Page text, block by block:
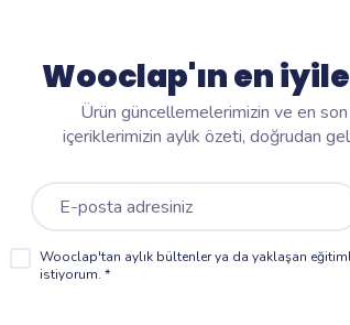
Wooclap'ın en
Ürün güncellemelerimizin ve en son
içeriklerimizin aylık özeti, doğrudan
Wooclap'tan aylık bültenler ya da yaklaşan
istiyorum. *